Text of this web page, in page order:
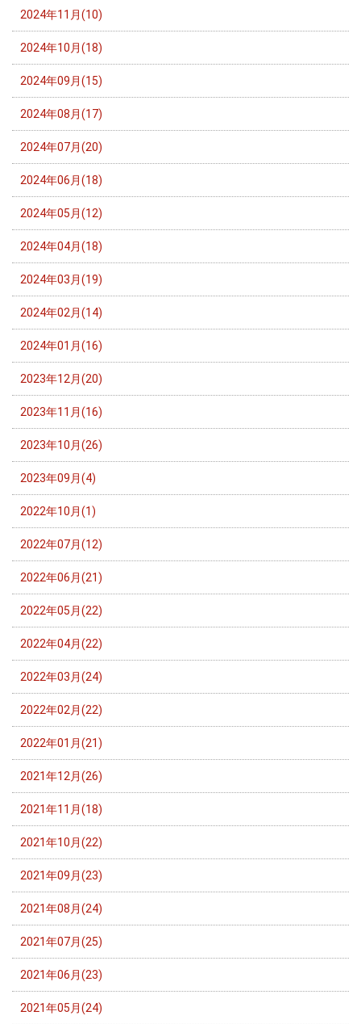
2024年11月(10)
2024年10月(18)
2024年09月(15)
2024年08月(17)
2024年07月(20)
2024年06月(18)
2024年05月(12)
2024年04月(18)
2024年03月(19)
2024年02月(14)
2024年01月(16)
2023年12月(20)
2023年11月(16)
2023年10月(26)
2023年09月(4)
2022年10月(1)
2022年07月(12)
2022年06月(21)
2022年05月(22)
2022年04月(22)
2022年03月(24)
2022年02月(22)
2022年01月(21)
2021年12月(26)
2021年11月(18)
2021年10月(22)
2021年09月(23)
2021年08月(24)
2021年07月(25)
2021年06月(23)
2021年05月(24)